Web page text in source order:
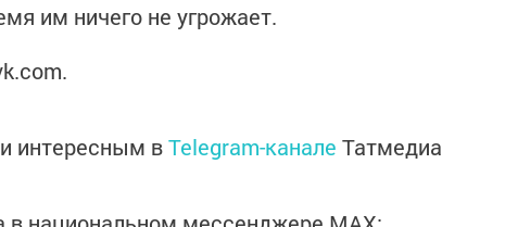
им ничего не угрожает.
интересным вTelegram-канале Татмедиа